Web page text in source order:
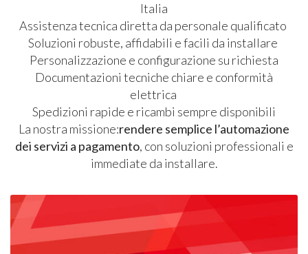
Italia
Assistenza tecnica diretta da personale qualificato
Soluzioni robuste, affidabili e facili da installare
Personalizzazione e configurazione su richiesta
Documentazioni tecniche chiare e conformità
elettrica
Spedizioni rapide e ricambi sempre disponibili
La nostra missione:rendere semplice l’automazione
dei servizi a pagamento, con soluzioni professionali e
immediate da installare.